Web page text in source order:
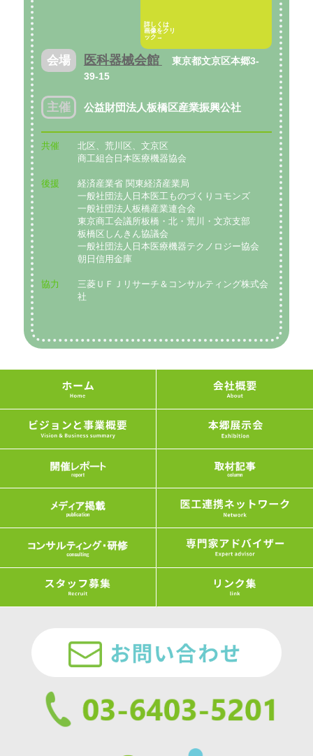
詳しくは
画像をクリ
ック→
会場 医科器械会館
東京都文京区本郷3-
39-15
主催 公益財団法人板橋区産業振興公社
共催
北区、荒川区、文京区
商工組合日本医療機器協会
後援
経済産業省 関東経済産業局
一般社団法人日本医工ものづくりコモンズ
一般社団法人板橋産業連合会
東京商工会議所板橋・北・荒川・文京支部
板橋区しんきん協議会
一般社団法人日本医療機器テクノロジー協会
朝日信用金庫
協力
三菱ＵＦＪリサーチ＆コンサルティング株式会
社